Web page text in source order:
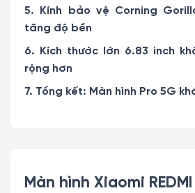
Màn hình Xiaomi
5. Kính bảo vệ Corning
tăng độ bền
6. Kích thước lớn 6.83 inch
rộng hơn
7. Tổng kết: Màn hình Pro 5G